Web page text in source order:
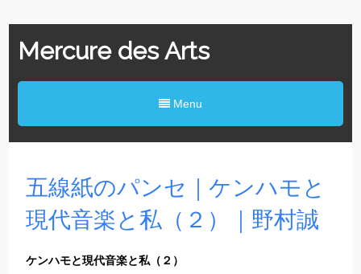
Mercure des Arts
Menu
五線紙のパンセ｜ケンハモと
現代音楽と私（２）｜野村誠
ケンハモと現代音楽と私（２）